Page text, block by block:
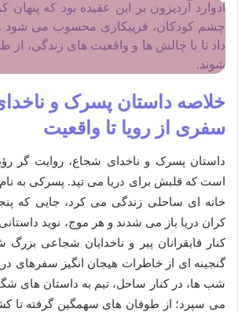
ادوارد آردیزون بر این عقیده بود که پنهان
چشم کودکان، فریبکاری محسوب می شود و
داد تا با چالش ها و واقعیت های زندگی، از
شوند.
خلاصه داستان پسرک و
سفری از رویا تا واقعیت
داستان پسرک و ناخدای شجاع، روایت گر
است که قلبش برای دریا می تپد. پسرکی به نام
خانه ای ساحلی زندگی می کرد، جایی که
کران دریا باز می شدند و هر موج، نوید داستانی
کنار قایقرانان پیر و ناخدایان شجاعی
گنجینه ای از خاطرات هیجان انگیز سفرهای
شب ها، در کنار ساحل، تیم به داستان های
می سپرد؛ از طوفان های سهمگین گرفته تا